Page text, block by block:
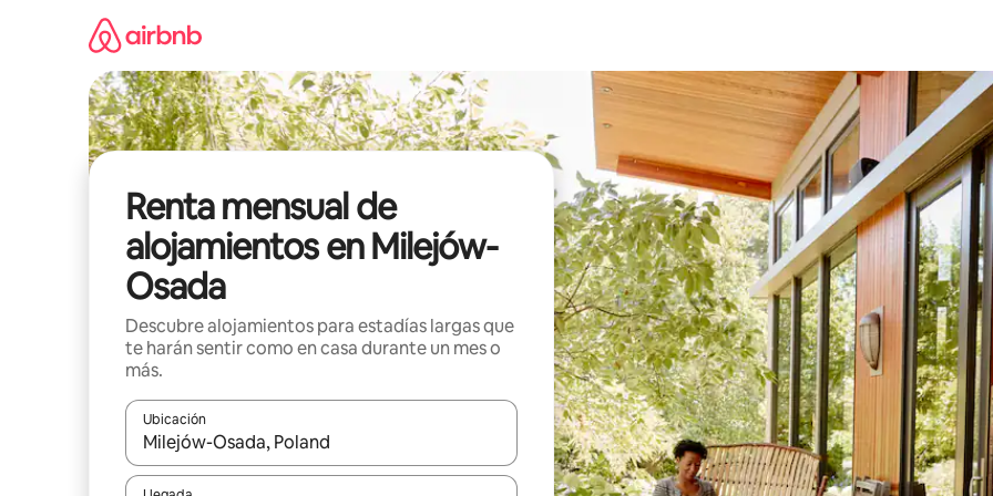
Renta mensual de
alojamientos en Milejów-
Osada
Descubre alojamientos para estadías largas que
te harán sentir como en casa durante un mes o
más.
Ubicación
Cuando los resultados estén disponibles, navega con las teclas de flecha hacia arriba y hacia abajo o explora con el